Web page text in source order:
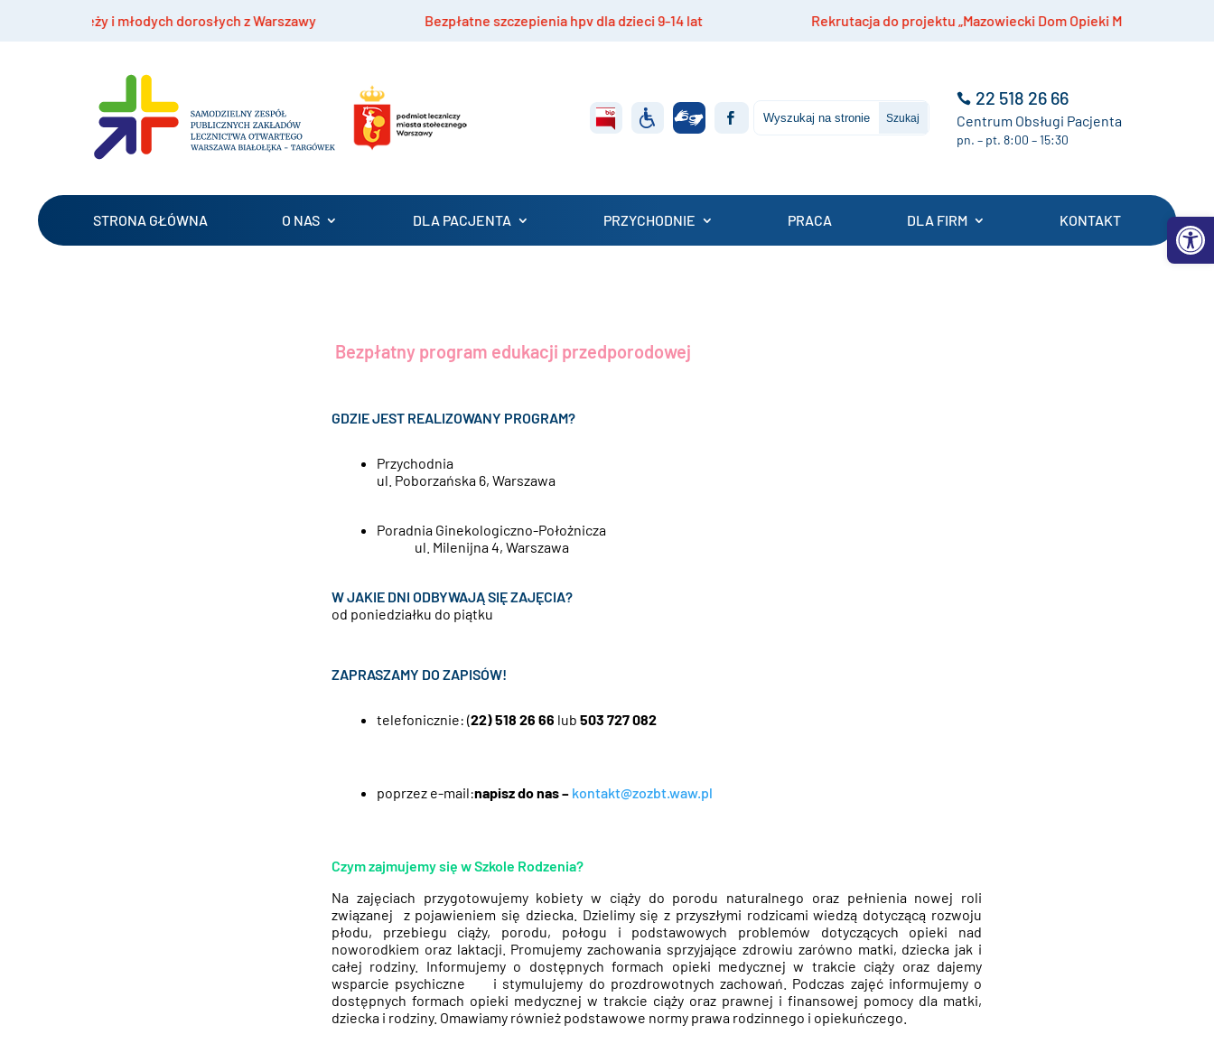
z Warszawy Bezpłatne szczepienia hpv dla dzieci 9-14 lat Rekrutacja do projektu „Mazowiecki Dom Opieki Medycznej” Szczepienia
22 518 26 66
Centrum Obsługi Pacjenta
pn. – pt. 8:00 – 15:30
STRONA GŁÓWNA O NAS DLA PACJENTA PRZYCHODNIE PRACA DLA FIRM KONTAKT
Bezpłatny program edukacji przedporodowej
GDZIE JEST REALIZOWANY PROGRAM?
Przychodnia
ul. Poborzańska 6, Warszawa
Poradnia Ginekologiczno-Położnicza
ul. Milenijna 4, Warszawa
W JAKIE DNI ODBYWAJĄ SIĘ ZAJĘCIA?
od poniedziałku do piątku
ZAPRASZAMY DO ZAPISÓW!
telefonicznie: (22) 518 26 66 lub 503 727 082
poprzez e-mail:napisz do nas – kontakt@zozbt.waw.pl
Czym zajmujemy się w Szkole Rodzenia?
Na zajęciach przygotowujemy kobiety w ciąży do porodu naturalnego oraz pełnienia nowej roli
związanej z pojawieniem się dziecka. Dzielimy się z przyszłymi rodzicami wiedzą dotyczącą rozwoju
płodu, przebiegu ciąży, porodu, połogu i podstawowych problemów dotyczących opieki nad
noworodkiem oraz laktacji. Promujemy zachowania sprzyjające zdrowiu zarówno matki, dziecka jak i
całej rodziny. Informujemy o dostępnych formach opieki medycznej w trakcie ciąży oraz dajemy
wsparcie psychiczne i stymulujemy do prozdrowotnych zachowań. Podczas zajęć informujemy o
dostępnych formach opieki medycznej w trakcie ciąży oraz prawnej i finansowej pomocy dla matki,
dziecka i rodziny. Omawiamy również podstawowe normy prawa rodzinnego i opiekuńczego.